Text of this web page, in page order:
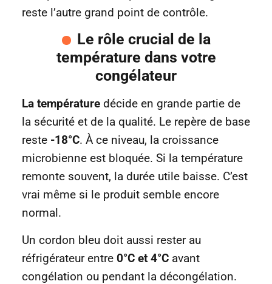
reste l’autre grand point de contrôle.
Le rôle crucial de la
température dans votre
congélateur
La température décide en grande partie de
la sécurité et de la qualité. Le repère de base
reste -18°C. À ce niveau, la croissance
microbienne est bloquée. Si la température
remonte souvent, la durée utile baisse. C’est
vrai même si le produit semble encore
normal.
Un cordon bleu doit aussi rester au
réfrigérateur entre 0°C et 4°C avant
congélation ou pendant la décongélation.